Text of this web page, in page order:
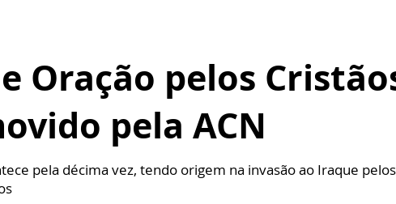
Oração pelos
pela ACN
pela décima vez, tendo origem na invasão ao Iraque